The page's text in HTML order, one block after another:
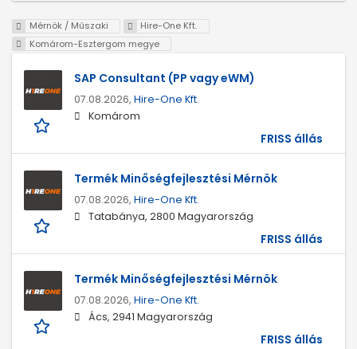
Mérnök / Műszaki
Hire-One Kft.
Komárom-Esztergom megye
SAP Consultant (PP vagy eWM)
07.08.2026, Hire-One Kft.
Komárom
FRISS állás
Termék Minőségfejlesztési Mérnök
07.08.2026, Hire-One Kft.
Tatabánya, 2800 Magyarország
FRISS állás
Termék Minőségfejlesztési Mérnök
07.08.2026, Hire-One Kft.
Ács, 2941 Magyarország
FRISS állás